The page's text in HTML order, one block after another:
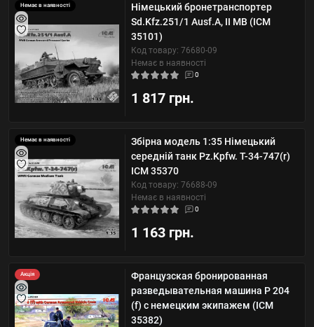
Немає в наявності
Німецький бронетранспортер
Sd.Kfz.251/1 Ausf.A, ІІ МВ (ICM
35101)
Код товару: 76680-09
Немає в наявності
0
1 817 грн.
Немає в наявності
Збірна модель 1:35 Німецький
середній танк Pz.Kpfw. Т-34-747(r)
ICM 35370
Код товару: 76688-09
Немає в наявності
0
1 163 грн.
Акція
Французская бронированная
разведывательная машина P 204
(f) с немецким экипажем (ICM
35382)